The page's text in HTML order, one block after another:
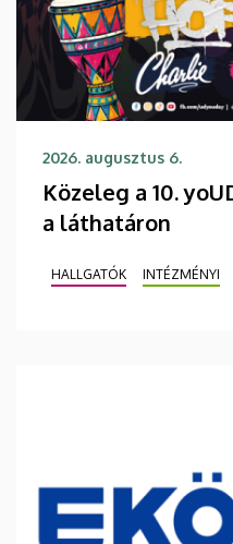
2026. augusztus 6.
Közeleg a 10.
a láthatáron
HALLGATÓK INTÉZMÉNYI